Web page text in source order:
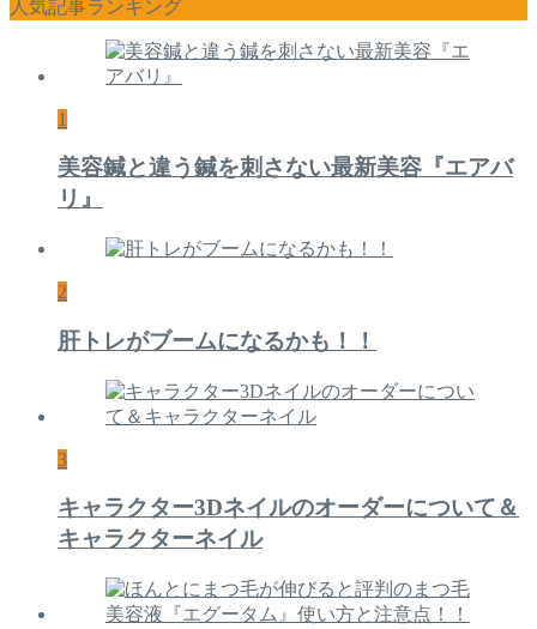
人気記事ランキング
1
美容鍼と違う鍼を刺さない最新美容『エアバ
リ』
2
肝トレがブームになるかも！！
3
キャラクター3Dネイルのオーダーについて＆
キャラクターネイル